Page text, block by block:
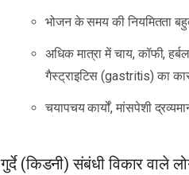
भोजन के समय की नियमितता
अधिक मात्रा में चाय, कॉफी,
गैस्ट्राइटिस (gastritis) का
चयापचय कार्यों, मांसपेशी
गुर्दे (किडनी) संबंधी विकार वाले